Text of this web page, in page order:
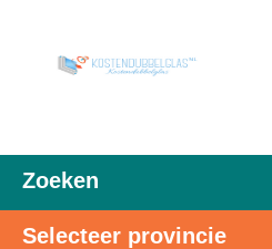
Zoeken
Selecteer provincie